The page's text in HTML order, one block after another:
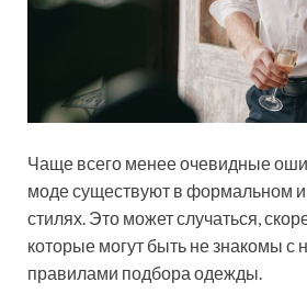
Чаще всего менее очевидные
моде существуют в формальном
стилях. Это может случаться,
которые могут быть не знакомы с
правилами подбора одежды.